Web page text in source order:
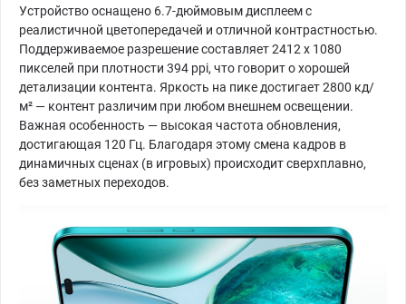
Устройство оснащено 6.7-дюймовым дисплеем с
реалистичной цветопередачей и отличной контрастностью.
Поддерживаемое разрешение составляет 2412 х 1080
пикселей при плотности 394 ppi, что говорит о хорошей
детализации контента. Яркость на пике достигает 2800 кд/
м² — контент различим при любом внешнем освещении.
Важная особенность — высокая частота обновления,
достигающая 120 Гц. Благодаря этому смена кадров в
динамичных сценах (в игровых) происходит сверхплавно,
без заметных переходов.